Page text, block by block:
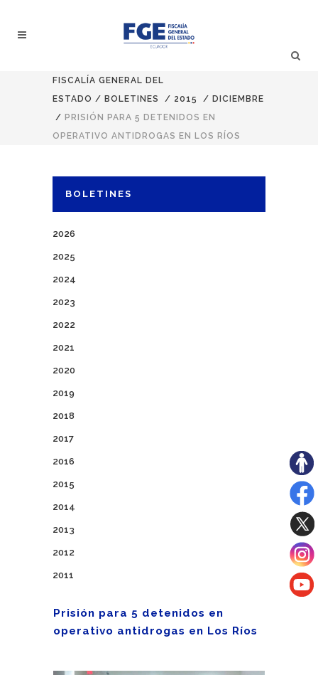
FISCALÍA GENERAL DEL
ESTADO / BOLETINES / 2015 / DICIEMBRE
/ PRISIÓN PARA 5 DETENIDOS EN
OPERATIVO ANTIDROGAS EN LOS RÍOS
BOLETINES
2026
2025
2024
2023
2022
2021
2020
2019
2018
2017
2016
2015
2014
2013
2012
2011
Prisión para 5 detenidos en
operativo antidrogas en Los Ríos